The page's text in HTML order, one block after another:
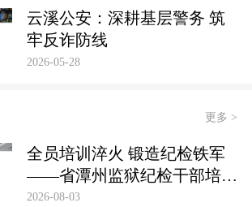
云溪公安：深耕基层警务 筑
牢反诈防线
2026-05-28
更多 >
全员培训淬火 锻造纪检铁军
——省潭州监狱纪检干部培训
实现全覆盖
2026-08-03